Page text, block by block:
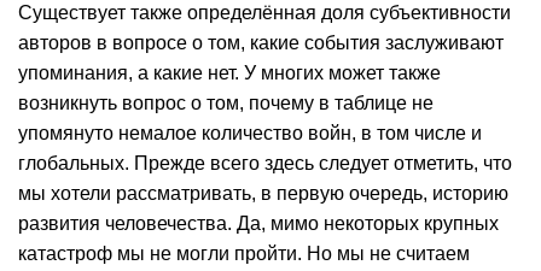
Существует также определённая доля субъективности
авторов в вопросе о том, какие события заслуживают
упоминания, а какие нет. У многих может также
возникнуть вопрос о том, почему в таблице не
упомянуто немалое количество войн, в том числе и
глобальных. Прежде всего здесь следует отметить, что
мы хотели рассматривать, в первую очередь, историю
развития человечества. Да, мимо некоторых крупных
катастроф мы не могли пройти. Но мы не считаем